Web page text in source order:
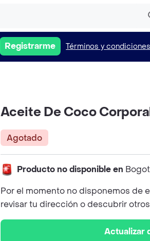
Registrarme Términos y condiciones
Aceite De Coco
Agotado
Producto no disponible en
Por el momento no disponemos de
revisar tu dirección o descubrir
Actualizar